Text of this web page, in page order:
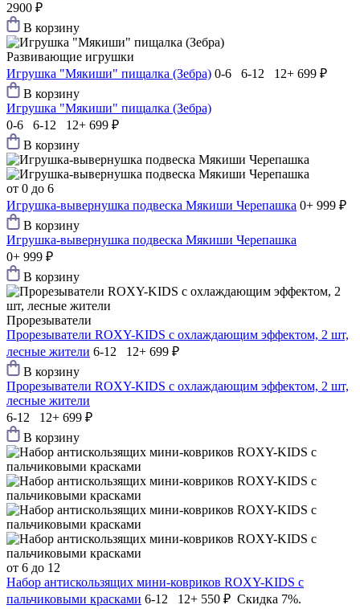
2900 ₽
В корзину
Развивающие игрушки
Игрушка "Мякиши" пищалка (Зебра) 0-6 6-12 12+ 699 ₽
В корзину
Игрушка "Мякиши" пищалка (Зебра)
0-6 6-12 12+ 699 ₽
В корзину
от 0 до 6
Игрушка-вывернушка подвеска Мякиши Черепашка 0+ 999 ₽
В корзину
Игрушка-вывернушка подвеска Мякиши Черепашка
0+ 999 ₽
В корзину
Прорезыватели
Прорезыватели ROXY-KIDS с охлаждающим эффектом, 2 шт,
лесные жители 6-12 12+ 699 ₽
В корзину
Прорезыватели ROXY-KIDS с охлаждающим эффектом, 2 шт,
лесные жители
6-12 12+ 699 ₽
В корзину
от 6 до 12
Набор антискользящих мини-ковриков ROXY-KIDS c
пальчиковыми красками 6-12 12+ 550 ₽ Скидка 7%.